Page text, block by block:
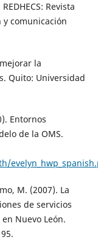
Revista
comunicación
la
Quito: Universidad
Entornos
de la OMS.
M. (2007). La
de servicios
Nuevo León.